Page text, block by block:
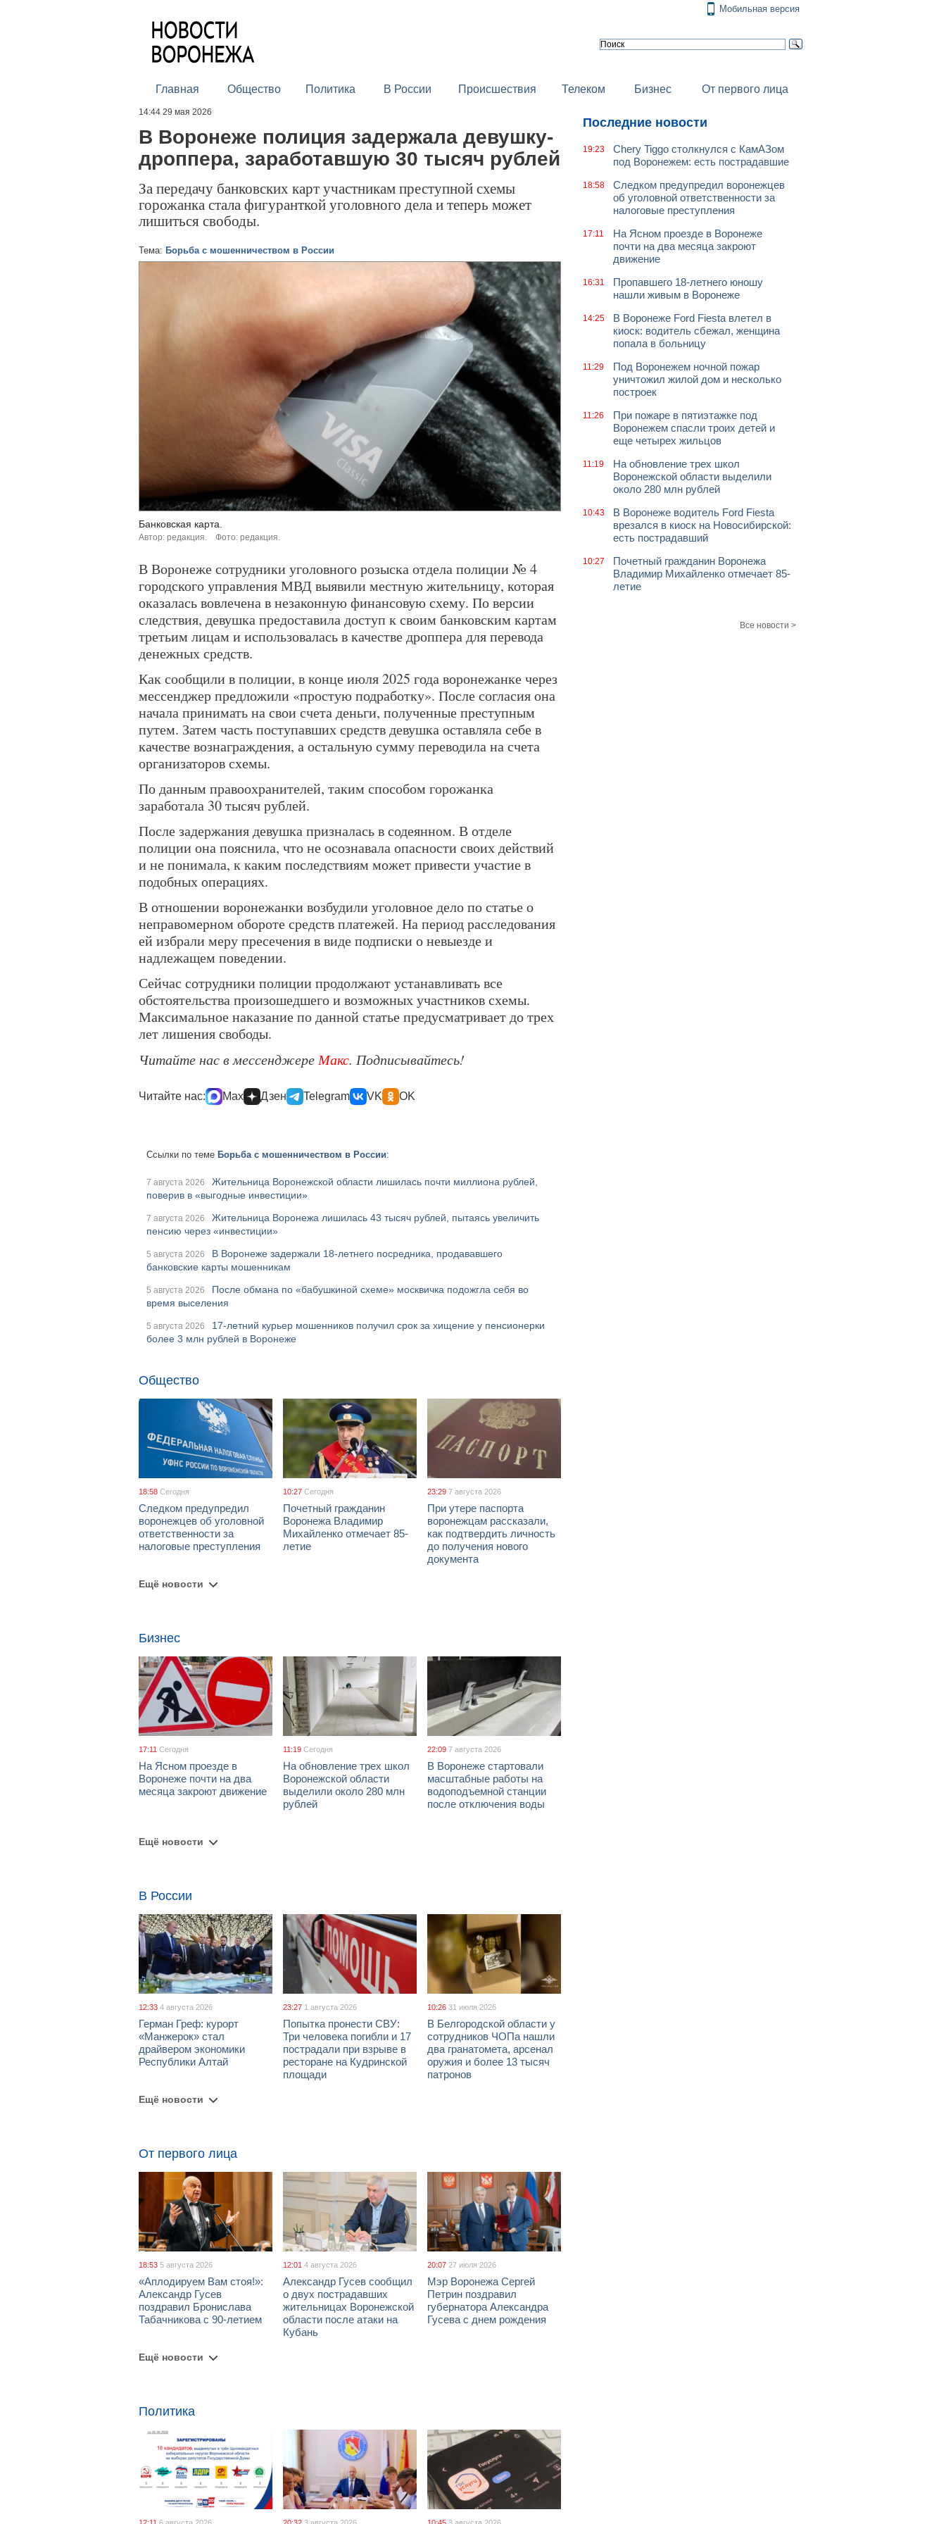
Мобильная версия
Главная Общество Политика В России Происшествия Телеком Бизнес От первого лица
14:44 29 мая 2026
В Воронеже полиция задержала девушку-
дроппера, заработавшую 30 тысяч рублей
За передачу банковских карт участникам преступной схемы
горожанка стала фигуранткой уголовного дела и теперь может
лишиться свободы.
Тема: Борьба с мошенничеством в России
Банковская карта.
Автор: редакция. Фото: редакция.
В Воронеже сотрудники уголовного розыска отдела полиции № 4
городского управления МВД выявили местную жительницу, которая
оказалась вовлечена в незаконную финансовую схему. По версии
следствия, девушка предоставила доступ к своим банковским картам
третьим лицам и использовалась в качестве дроппера для перевода
денежных средств.
Как сообщили в полиции, в конце июля 2025 года воронежанке через
мессенджер предложили «простую подработку». После согласия она
начала принимать на свои счета деньги, полученные преступным
путем. Затем часть поступавших средств девушка оставляла себе в
качестве вознаграждения, а остальную сумму переводила на счета
организаторов схемы.
По данным правоохранителей, таким способом горожанка
заработала 30 тысяч рублей.
После задержания девушка призналась в содеянном. В отделе
полиции она пояснила, что не осознавала опасности своих действий
и не понимала, к каким последствиям может привести участие в
подобных операциях.
В отношении воронежанки возбудили уголовное дело по статье о
неправомерном обороте средств платежей. На период расследования
ей избрали меру пресечения в виде подписки о невыезде и
надлежащем поведении.
Сейчас сотрудники полиции продолжают устанавливать все
обстоятельства произошедшего и возможных участников схемы.
Максимальное наказание по данной статье предусматривает до трех
лет лишения свободы.
Читайте нас в мессенджере Макс. Подписывайтесь!
Читайте нас: Max Дзен Telegram VK OK
Ссылки по теме Борьба с мошенничеством в России:
7 августа 2026
Жительница Воронежской области лишилась почти миллиона рублей,
поверив в «выгодные инвестиции»
7 августа 2026
Жительница Воронежа лишилась 43 тысяч рублей, пытаясь увеличить
пенсию через «инвестиции»
5 августа 2026
В Воронеже задержали 18-летнего посредника, продававшего
банковские карты мошенникам
5 августа 2026
После обмана по «бабушкиной схеме» москвичка подожгла себя во
время выселения
5 августа 2026
17-летний курьер мошенников получил срок за хищение у пенсионерки
более 3 млн рублей в Воронеже
Общество
18:58 Сегодня
Следком предупредил
воронежцев об уголовной
ответственности за
налоговые преступления
10:27 Сегодня
Почетный гражданин
Воронежа Владимир
Михайленко отмечает 85-
летие
23:29 7 августа 2026
При утере паспорта
воронежцам рассказали,
как подтвердить личность
до получения нового
документа
Ещё новости
Бизнес
17:11 Сегодня
На Ясном проезде в
Воронеже почти на два
месяца закроют движение
11:19 Сегодня
На обновление трех школ
Воронежской области
выделили около 280 млн
рублей
22:09 7 августа 2026
В Воронеже стартовали
масштабные работы на
водоподъемной станции
после отключения воды
Ещё новости
В России
12:33 4 августа 2026
Герман Греф: курорт
«Манжерок» стал
драйвером экономики
Республики Алтай
23:27 1 августа 2026
Попытка пронести СВУ:
Три человека погибли и 17
пострадали при взрыве в
ресторане на Кудринской
площади
10:26 31 июля 2026
В Белгородской области у
сотрудников ЧОПа нашли
два гранатомета, арсенал
оружия и более 13 тысяч
патронов
Ещё новости
От первого лица
18:53 5 августа 2026
«Аплодируем Вам стоя!»:
Александр Гусев
поздравил Бронислава
Табачникова с 90-летием
12:01 4 августа 2026
Александр Гусев сообщил
о двух пострадавших
жительницах Воронежской
области после атаки на
Кубань
20:07 27 июля 2026
Мэр Воронежа Сергей
Петрин поздравил
губернатора Александра
Гусева с днем рождения
Ещё новости
Политика
Последние новости
19:23
Chery Tiggo столкнулся с КамАЗом
под Воронежем: есть пострадавшие
18:58
Следком предупредил воронежцев
об уголовной ответственности за
налоговые преступления
17:11
На Ясном проезде в Воронеже
почти на два месяца закроют
движение
16:31
Пропавшего 18-летнего юношу
нашли живым в Воронеже
14:25
В Воронеже Ford Fiesta влетел в
киоск: водитель сбежал, женщина
попала в больницу
11:29
Под Воронежем ночной пожар
уничтожил жилой дом и несколько
построек
11:26
При пожаре в пятиэтажке под
Воронежем спасли троих детей и
еще четырех жильцов
11:19
На обновление трех школ
Воронежской области выделили
около 280 млн рублей
10:43
В Воронеже водитель Ford Fiesta
врезался в киоск на Новосибирской:
есть пострадавший
10:27
Почетный гражданин Воронежа
Владимир Михайленко отмечает 85-
летие
Все новости >